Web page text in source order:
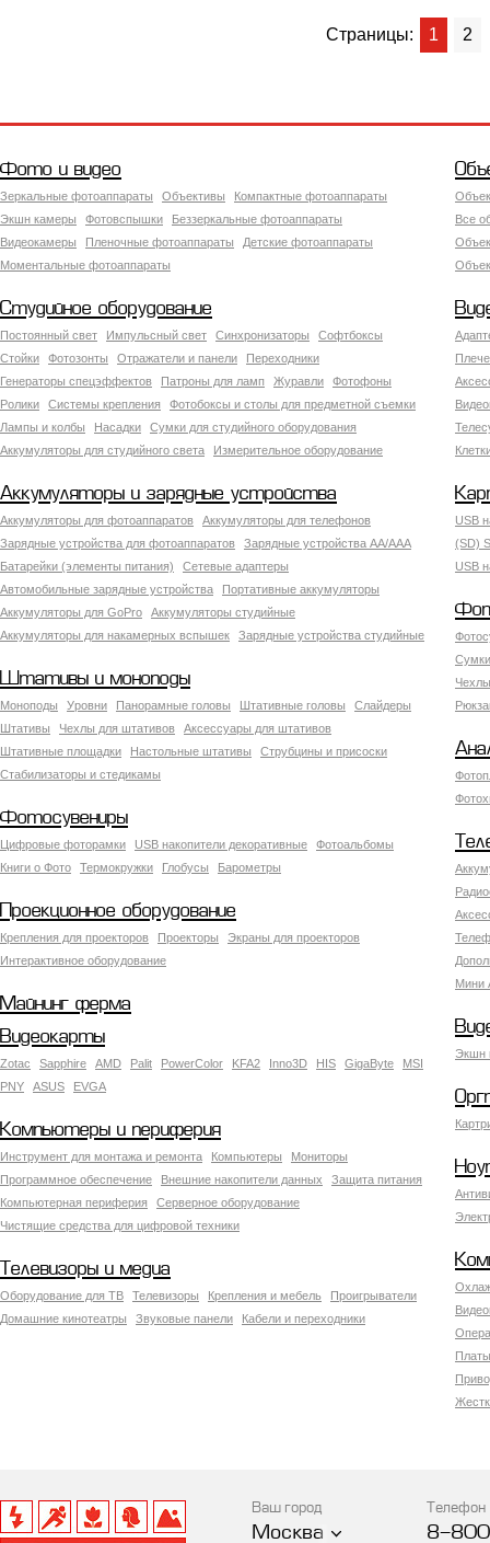
Страницы: 1 2
Фото и видео
Зеркальные фотоаппараты Объективы
Компактные фотоаппараты
Экшн камеры
Фотовспышки
Беззеркальные фотоаппараты
Видеокамеры
Пленочные фотоаппараты
Детские фотоаппараты
Моментальные фотоаппараты
Все
Студийное оборудование
Постоянный свет Импульсный свет Синхронизаторы
Софтбоксы
Стойки
Фотозонты Отражатели и панели
Переходники
Генераторы спецэффектов
Патроны для ламп Журавли
Фотофоны
Ролики
Системы крепления
Фотобоксы и столы для предметной съемки
Лампы и колбы
Насадки
Сумки для студийного оборудования
Аккумуляторы для студийного света
Измерительное оборудование
Аккумуляторы и зарядные устройства
Аккумуляторы для фотоаппаратов
Аккумуляторы для телефонов
Зарядные устройства для фотоаппаратов
Зарядные устройства AA/AAA
Батарейки (элементы питания)
Сетевые адаптеры
Автомобильные зарядные устройства
Портативные аккумуляторы
Аккумуляторы для GoPro
Аккумуляторы студийные
Аккумуляторы для накамерных вспышек
Зарядные устройства студийные
USB
(SD)
USB
Штативы и моноподы
Моноподы Уровни Панорамные головы Штативные головы
Слайдеры
Штативы
Чехлы для штативов
Аксессуары для штативов
Штативные площадки
Настольные штативы
Струбцины и присоски
Стабилизаторы и стедикамы
Фотосувениры
Цифровые фоторамки USB накопители декоративные
Фотоальбомы
Книги о Фото
Термокружки Глобусы Барометры
Мини
Проекционное оборудование
Крепления для проекторов Проекторы
Экраны для проекторов
Интерактивное оборудование
Майнинг ферма
Экшн
Видеокарты
Zotac Sapphire AMD Palit PowerColor KFA2 Inno3D HIS GigaByte
MSI
PNY
ASUS EVGA
Компьютеры и периферия
Инструмент для монтажа и ремонта Компьютеры
Мониторы
Программное обеспечение
Внешние накопители данных
Защита питания
Компьютерная периферия
Серверное оборудование
Чистящие средства для цифровой техники
Телевизоры и медиа
Оборудование для ТВ Телевизоры Крепления и мебель
Проигрыватели
Домашние кинотеатры
Звуковые панели Кабели и переходники
Ваш город
Москва
Телефон
8-